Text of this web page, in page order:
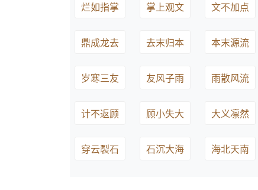
烂如指掌 掌上观文 文不加点
鼎成龙去 去末归本 本末源流
岁寒三友 友风子雨 雨散风流
计不返顾 顾小失大 大义凛然
穿云裂石 石沉大海 海北天南